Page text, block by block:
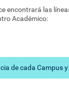
encontrará las
Académico:
de cada Campus